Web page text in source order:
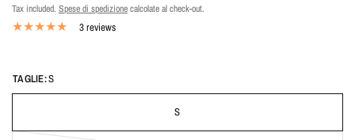
Tax included. Spese di spedizionecalcolate al check-out.
3 reviews
TAGLIE:S
S